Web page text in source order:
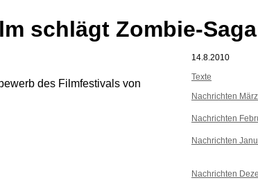
schlägt Zombie-Saga
14.8.2010
Texte
Nachrichten
Nachrichten
Nachrichten
Nachrichten
des Filmfestivals von